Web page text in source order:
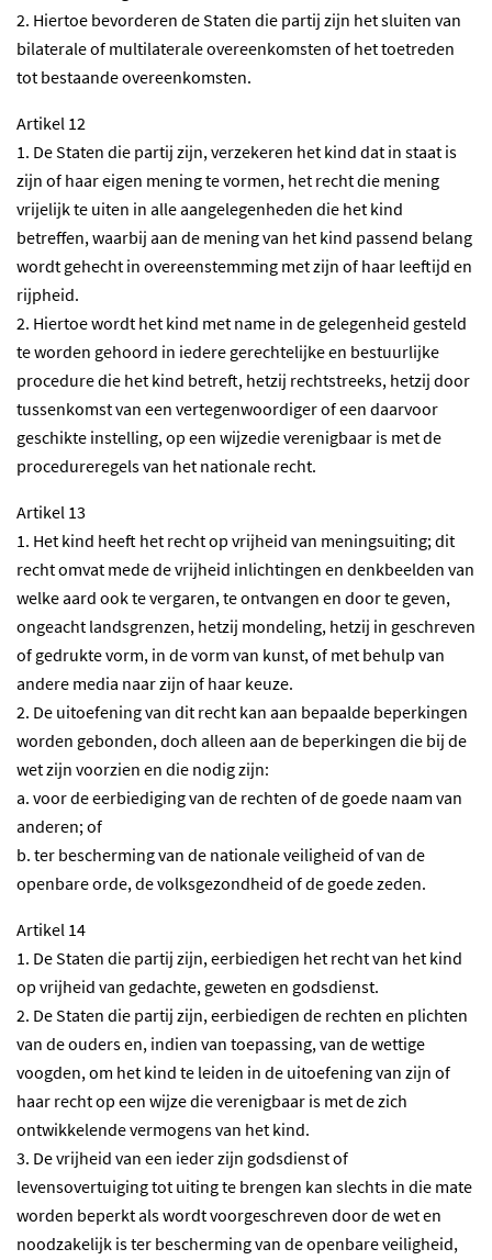
2. Hiertoe bevorderen de Staten die partij zijn het sluiten van
bilaterale of multilaterale overeenkomsten of het toetreden
tot bestaande overeenkomsten.
Artikel 12
1. De Staten die partij zijn, verzekeren het kind dat in staat is
zijn of haar eigen mening te vormen, het recht die mening
vrijelijk te uiten in alle aangelegenheden die het kind
betreffen, waarbij aan de mening van het kind passend belang
wordt gehecht in overeenstemming met zijn of haar leeftijd en
rijpheid.
2. Hiertoe wordt het kind met name in de gelegenheid gesteld
te worden gehoord in iedere gerechtelijke en bestuurlijke
procedure die het kind betreft, hetzij rechtstreeks, hetzij door
tussenkomst van een vertegenwoordiger of een daarvoor
geschikte instelling, op een wijzedie verenigbaar is met de
procedureregels van het nationale recht.
Artikel 13
1. Het kind heeft het recht op vrijheid van meningsuiting; dit
recht omvat mede de vrijheid inlichtingen en denkbeelden van
welke aard ook te vergaren, te ontvangen en door te geven,
ongeacht landsgrenzen, hetzij mondeling, hetzij in geschreven
of gedrukte vorm, in de vorm van kunst, of met behulp van
andere media naar zijn of haar keuze.
2. De uitoefening van dit recht kan aan bepaalde beperkingen
worden gebonden, doch alleen aan de beperkingen die bij de
wet zijn voorzien en die nodig zijn:
a. voor de eerbiediging van de rechten of de goede naam van
anderen; of
b. ter bescherming van de nationale veiligheid of van de
openbare orde, de volksgezondheid of de goede zeden.
Artikel 14
1. De Staten die partij zijn, eerbiedigen het recht van het kind
op vrijheid van gedachte, geweten en godsdienst.
2. De Staten die partij zijn, eerbiedigen de rechten en plichten
van de ouders en, indien van toepassing, van de wettige
voogden, om het kind te leiden in de uitoefening van zijn of
haar recht op een wijze die verenigbaar is met de zich
ontwikkelende vermogens van het kind.
3. De vrijheid van een ieder zijn godsdienst of
levensovertuiging tot uiting te brengen kan slechts in die mate
worden beperkt als wordt voorgeschreven door de wet en
noodzakelijk is ter bescherming van de openbare veiligheid,